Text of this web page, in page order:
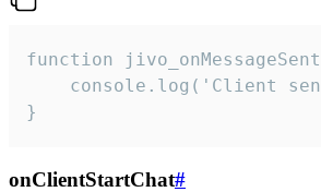
function
console.log('Client
}
onClientStartChat#